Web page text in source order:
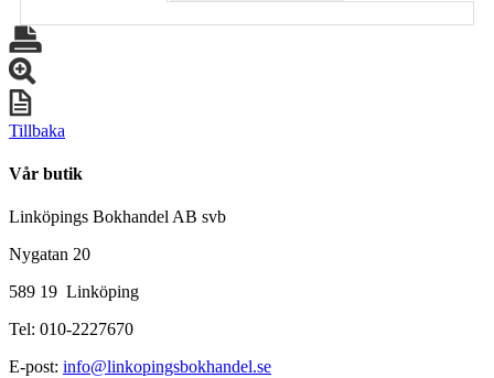
Tillbaka
Vår butik
Linköpings Bokhandel AB svb
Nygatan 20
589 19 Linköping
Tel: 010-2227670
E-post: info@linkopingsbokhandel.se